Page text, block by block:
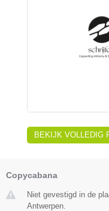
BEKIJK VOLLEDIG
Copycabana
Niet gevestigd in de
Antwerpen.